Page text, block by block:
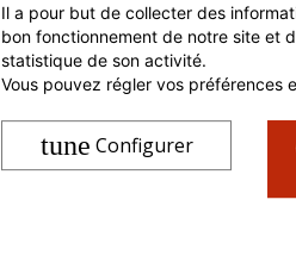
Il a pour but de collecter des
bon fonctionnement de notre site et
statistique de son activité.
Vous pouvez régler vos préférences
tune Configurer